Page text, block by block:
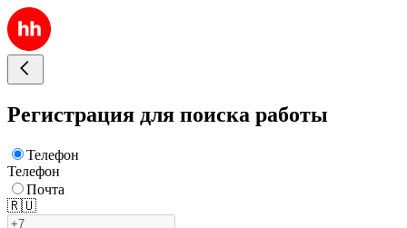
Регистрация для поиска работы
Телефон
Телефон
Почта
🇷🇺